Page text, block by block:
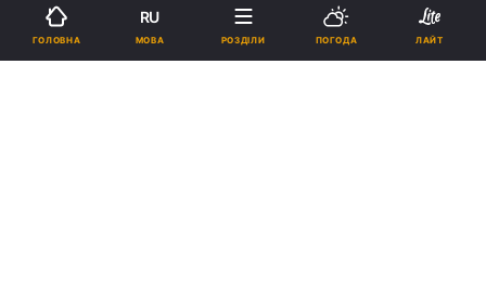
20:07, 16.06.26
ГОЛОВНА
RU
МОВА РОЗДІЛИ ПОГОДА ЛАЙТ